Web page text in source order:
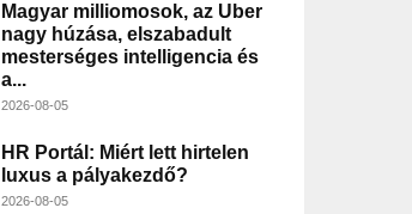
Magyar milliomosok, az Uber
nagy húzása, elszabadult
mesterséges intelligencia és
a...
2026-08-05
HR Portál: Miért lett hirtelen
luxus a pályakezdő?
2026-08-05